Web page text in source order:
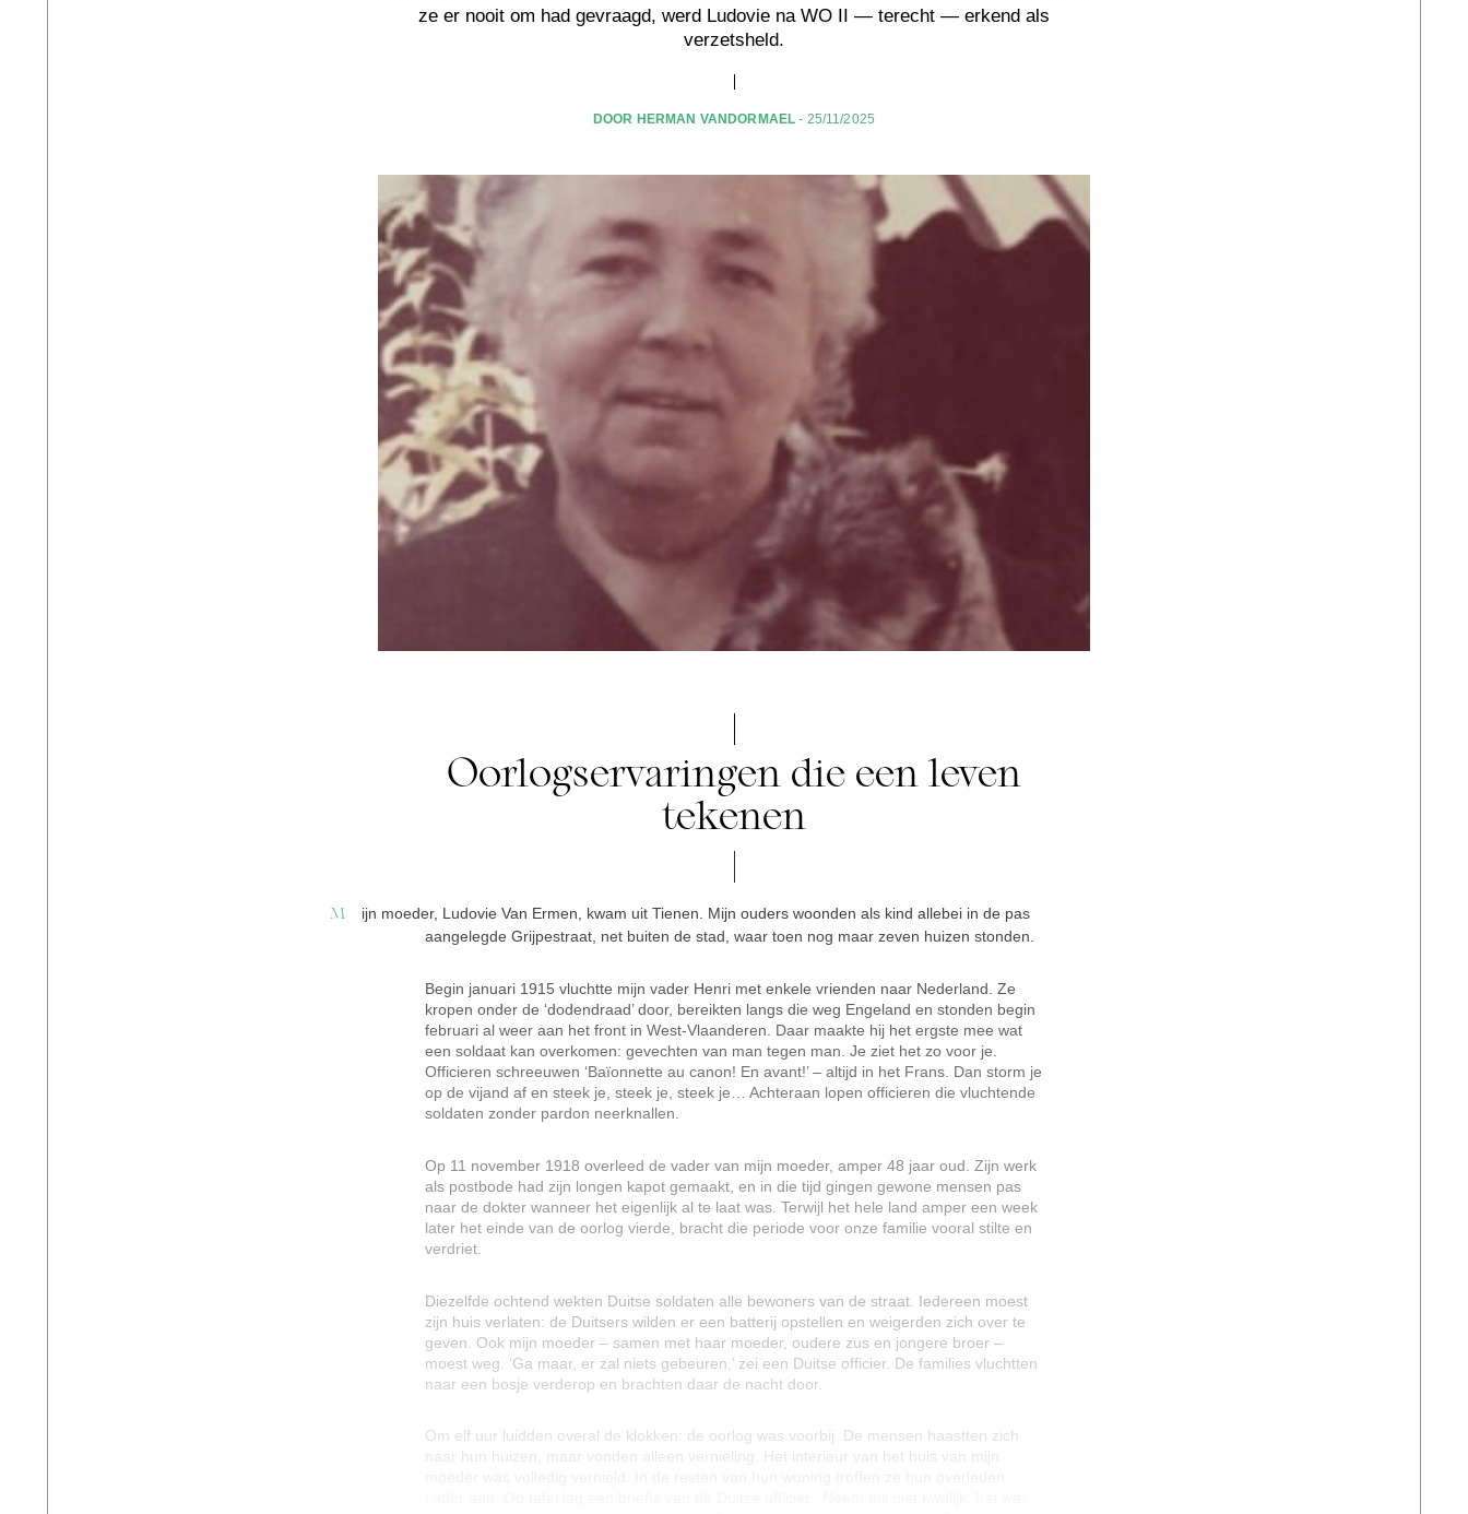
ze er nooit om had gevraagd, werd Ludovie na WO II — terecht — erkend als
verzetsheld.
DOOR HERMAN VANDORMAEL - 25/11/2025
Oorlogservaringen die een leven
tekenen
M
ijn moeder, Ludovie Van Ermen, kwam uit Tienen. Mijn ouders woonden als kind allebei in de pas
aangelegde Grijpestraat, net buiten de stad, waar toen nog maar zeven huizen stonden.
Begin januari 1915 vluchtte mijn vader Henri met enkele vrienden naar Nederland. Ze
kropen onder de ‘dodendraad’ door, bereikten langs die weg Engeland en stonden begin
februari al weer aan het front in West-Vlaanderen. Daar maakte hij het ergste mee wat
een soldaat kan overkomen: gevechten van man tegen man. Je ziet het zo voor je.
Officieren schreeuwen ‘Baïonnette au canon! En avant!’– altijd in het Frans. Dan storm je
op de vijand af en steek je, steek je, steek je… Achteraan lopen officieren die vluchtende
soldaten zonder pardon neerknallen.
Op 11 november 1918 overleed de vader van mijn moeder, amper 48 jaar oud. Zijn werk
als postbode had zijn longen kapot gemaakt, en in die tijd gingen gewone mensen pas
naar de dokter wanneer het eigenlijk al te laat was. Terwijl het hele land amper een week
later het einde van de oorlog vierde, bracht die periode voor onze familie vooral stilte en
verdriet.
Diezelfde ochtend wekten Duitse soldaten alle bewoners van de straat. Iedereen moest
zijn huis verlaten: de Duitsers wilden er een batterij opstellen en weigerden zich over te
geven. Ook mijn moeder – samen met haar moeder, oudere zus en jongere broer –
moest weg. ‘Ga maar, er zal niets gebeuren,’zei een Duitse officier. De families vluchtten
naar een bosje verderop en brachten daar de nacht door.
Om elf uur luidden overal de klokken: de oorlog was voorbij. De mensen haastten zich
naar hun huizen, maar vonden alleen vernieling. Het interieur van het huis van mijn